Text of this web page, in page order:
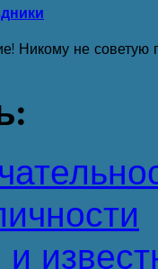
Никому не советую